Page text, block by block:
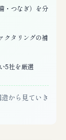
・つなぎ）を分
クタリングの補
5社を厳選
から見ていき